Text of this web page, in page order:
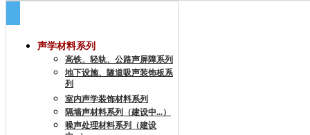
声学材料系列
高铁、轻轨、公路声屏障系列
地下设施、隧道吸声装饰板系
列
室内声学装饰材料系列
隔墙声材料系列（建设中...）
噪声处理材料系列（建设